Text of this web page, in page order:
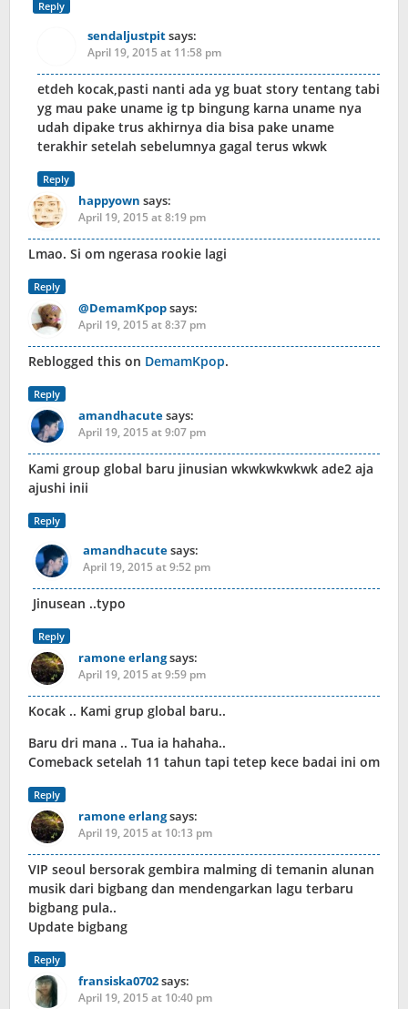
Reply
sendaljustpitsays:
April 19, 2015 at 11:58 pm
etdeh kocak,pasti nanti ada yg buat story tentang tabi
yg mau pake uname ig tp bingung karna uname nya
udah dipake trus akhirnya dia bisa pake uname
terakhir setelah sebelumnya gagal terus wkwk
Reply
happyown says:
April 19, 2015 at 8:19 pm
Lmao. Si om ngerasa rookie lagi
Reply
@DemamKpopsays:
April 19, 2015 at 8:37 pm
Reblogged this on DemamKpop.
Reply
amandhacutesays:
April 19, 2015 at 9:07 pm
Kami group global baru jinusian wkwkwkwkwk ade2 aja
ajushi inii
Reply
amandhacutesays:
April 19, 2015 at 9:52 pm
Jinusean ..typo
Reply
ramone erlangsays:
April 19, 2015 at 9:59 pm
Kocak .. Kami grup global baru..
Baru dri mana .. Tua ia hahaha..
Comeback setelah 11 tahun tapi tetep kece badai ini om
Reply
ramone erlangsays:
April 19, 2015 at 10:13 pm
VIP seoul bersorak gembira malming di temanin alunan
musik dari bigbang dan mendengarkan lagu terbaru
bigbang pula..
Update bigbang
Reply
fransiska0702says:
April 19, 2015 at 10:40 pm